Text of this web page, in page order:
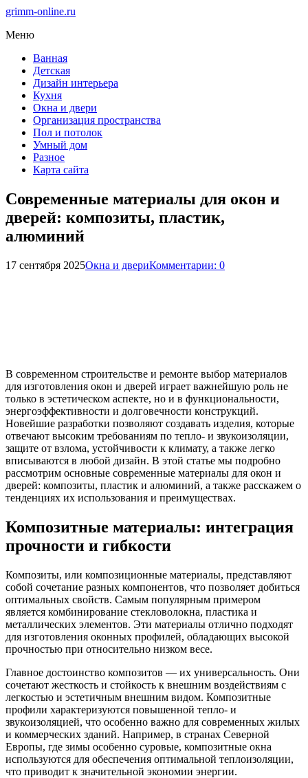
grimm-online.ru
Меню
Ванная
Детская
Дизайн интерьера
Кухня
Окна и двери
Организация пространства
Пол и потолок
Умный дом
Разное
Карта сайта
Современные материалы для окон и
дверей: композиты, пластик,
алюминий
17 сентября 2025Окна и двериКомментарии: 0
В современном строительстве и ремонте выбор материалов
для изготовления окон и дверей играет важнейшую роль не
только в эстетическом аспекте, но и в функциональности,
энергоэффективности и долговечности конструкций.
Новейшие разработки позволяют создавать изделия, которые
отвечают высоким требованиям по тепло- и звукоизоляции,
защите от взлома, устойчивости к климату, а также легко
вписываются в любой дизайн. В этой статье мы подробно
рассмотрим основные современные материалы для окон и
дверей: композиты, пластик и алюминий, а также расскажем о
тенденциях их использования и преимуществах.
Композитные материалы: интеграция
прочности и гибкости
Композиты, или композиционные материалы, представляют
собой сочетание разных компонентов, что позволяет добиться
оптимальных свойств. Самым популярным примером
является комбинирование стекловолокна, пластика и
металлических элементов. Эти материалы отлично подходят
для изготовления оконных профилей, обладающих высокой
прочностью при относительно низком весе.
Главное достоинство композитов — их универсальность. Они
сочетают жесткость и стойкость к внешним воздействиям с
легкостью и эстетичным внешним видом. Композитные
профили характеризуются повышенной тепло- и
звукоизоляцией, что особенно важно для современных жилых
и коммерческих зданий. Например, в странах Северной
Европы, где зимы особенно суровые, композитные окна
используются для обеспечения оптимальной теплоизоляции,
что приводит к значительной экономии энергии.